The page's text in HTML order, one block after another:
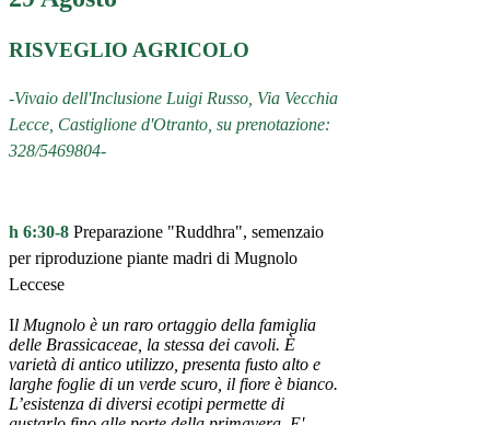
RISVEGLIO AGRICOLO
-Vivaio dell'Inclusione Luigi Russo, Via Vecchia
Lecce, Castiglione d'Otranto, su prenotazione:
328/5469804-
h 6:30-8 Preparazione "Ruddhra", semenzaio
per riproduzione piante madri di Mugnolo
Leccese
Il Mugnolo è un raro ortaggio della famiglia
delle Brassicaceae, la stessa dei cavoli. È
varietà di antico utilizzo, presenta fusto alto e
larghe foglie di un verde scuro, il fiore è bianco.
L’esistenza di diversi ecotipi permette di